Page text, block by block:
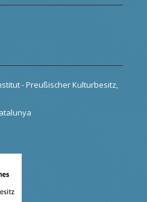
- Preußischer Kulturbesitz,